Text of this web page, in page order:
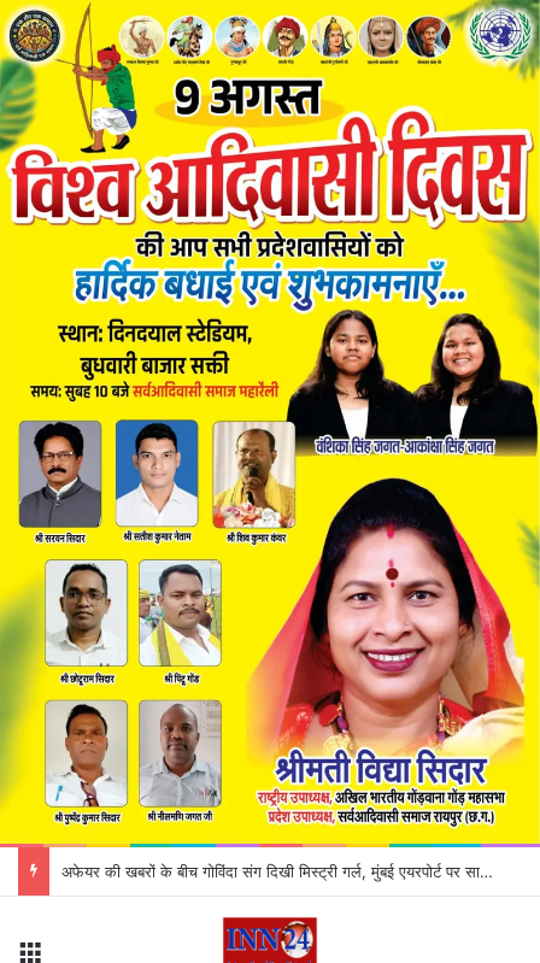
CG Liquor Shop Close : मदिरा प्रेमियों के लिए जरूरी खबर! इस दिन बंद रहेंगी सभी शराब दुकानें, कलेक्टर ने जारी किया आदेश; जानिए क्या है वजह